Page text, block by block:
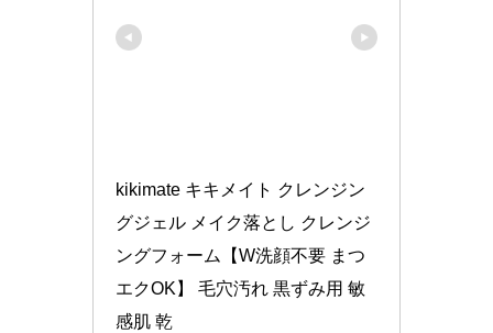
kikimate キキメイト クレンジン
グジェル メイク落とし クレンジ
ングフォーム【W洗顔不要 まつ
エクOK】 毛穴汚れ 黒ずみ用 敏
感肌 乾